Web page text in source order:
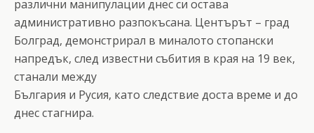
различни манипулации днес си остава
административно разпокъсана. Центърът – град
Болград, демонстрирал в миналото стопански
напредък, след известни събития в края на 19 век,
станали между
България и Русия, като следствие доста време и до
днес стагнира.